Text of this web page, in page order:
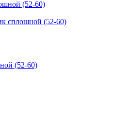
сплошной (52-60)
(52-60)